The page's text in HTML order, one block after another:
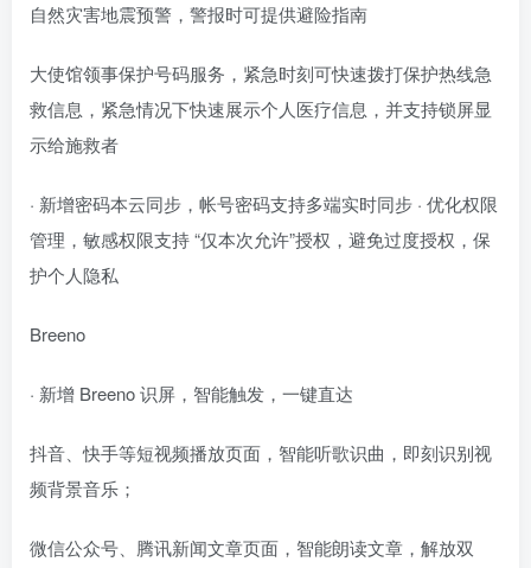
自然灾害地震预警，警报时可提供避险指南
大使馆领事保护号码服务，紧急时刻可快速拨打保护热线急
救信息，紧急情况下快速展示个人医疗信息，并支持锁屏显
示给施救者
· 新增密码本云同步，帐号密码支持多端实时同步 · 优化权限
管理，敏感权限支持 “仅本次允许”授权，避免过度授权，保
护个人隐私
Breeno
· 新增 Breeno 识屏，智能触发，一键直达
抖音、快手等短视频播放页面，智能听歌识曲，即刻识别视
频背景音乐；
微信公众号、腾讯新闻文章页面，智能朗读文章，解放双